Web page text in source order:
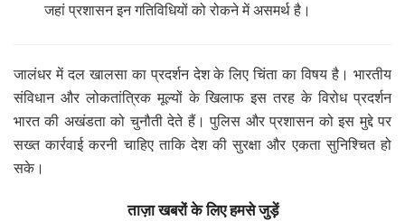
जहां प्रशासन इन गतिविधियों को रोकने में असमर्थ है।
जालंधर में दल खालसा का प्रदर्शन देश के लिए चिंता का विषय है। भारतीय
संविधान और लोकतांत्रिक मूल्यों के खिलाफ इस तरह के विरोध प्रदर्शन
भारत की अखंडता को चुनौती देते हैं। पुलिस और प्रशासन को इस मुद्दे पर
सख्त कार्रवाई करनी चाहिए ताकि देश की सुरक्षा और एकता सुनिश्चित हो
सके।
ताज़ा खबरों के लिए हमसे जुड़ें